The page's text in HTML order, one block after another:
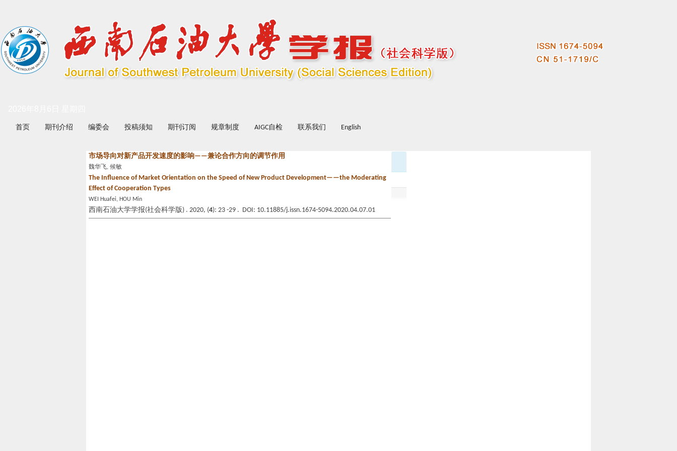
首页 期刊介绍 编委会 投稿须知 期刊订阅 规章制度 AIGC自检 联系我们 English
市场导向对新产品开发速度的影响——兼论合作方向的调节作用
魏华飞, 候敏
The Influence of Market Orientation on the Speed of New Product Development——the Moderating
Effect of Cooperation Types
WEI Huafei, HOU Min
西南石油大学学报(社会科学版) . 2020, (4): 23 -29 . DOI: 10.11885/j.issn.1674-5094.2020.04.07.01